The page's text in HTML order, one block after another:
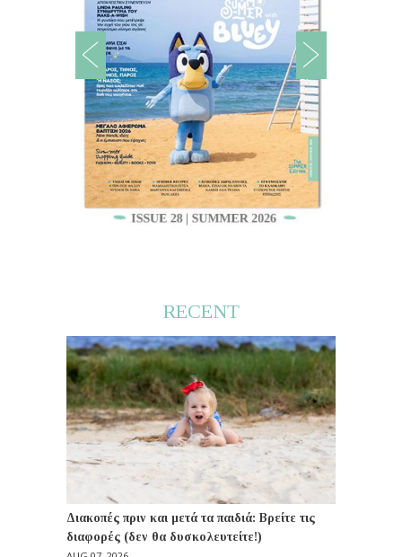
RECENT
Διακοπές πριν και μετά τα παιδιά: Βρείτε τις
διαφορές (δεν θα δυσκολευτείτε!)